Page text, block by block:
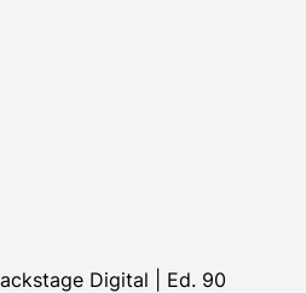
Digital | Ed. 90